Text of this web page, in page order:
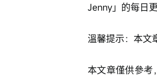
Jenny」的每日
溫馨提示：本文
本文章僅供參考